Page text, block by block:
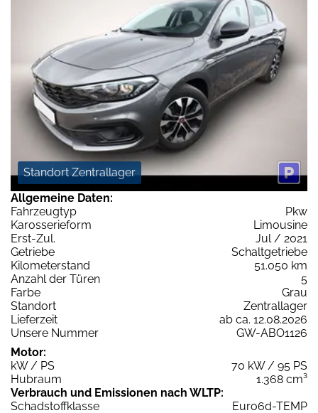
Standort Zentrallager
Allgemeine Daten:
Fahrzeugtyp
Pkw
Karosserieform
Limousine
Erst-Zul.
Jul / 2021
Getriebe
Schaltgetriebe
Kilometerstand
51.050 km
Anzahl der Türen
5
Farbe
Grau
Standort
Zentrallager
Lieferzeit
ab ca. 12.08.2026
Unsere Nummer
GW-ABO1126
Motor:
kW / PS
70 kW / 95 PS
Hubraum
1.368 cm³
Verbrauch und Emissionen nach WLTP:
Schadstoffklasse
Euro6d-TEMP